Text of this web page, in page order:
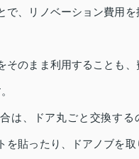
で、リノベーション費用を
そのまま利用することも、
は、ドア丸ごと交換する
を貼ったり、ドアノブを取